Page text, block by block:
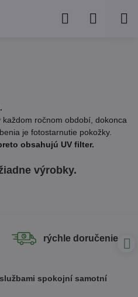
ročnom období, dokonca
je fotostarnutie pokožky.
obsahujú UV filter.
rýchle doručenie
spokojní samotní